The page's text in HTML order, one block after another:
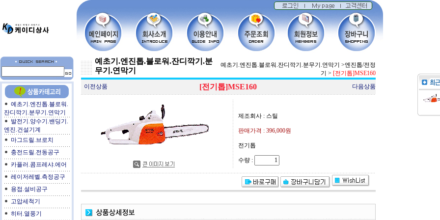
예초기.엔진톱.블로워.
잔디깍기.분무기.연막기
발전기.양수기.밴딩기.
엔진.건설기계
마그드릴.브로치
충전드릴.전동공구
카플러.콤프레샤.에어
레이저레벨.측정공구
용접.설비공구
고압세척기
히터.열풍기
예초기.엔진톱.블로워.잔디깍기.분
무기.연막기
예초기.엔진톱.블로워.잔디깍기.분무기.연막기 >엔진톱/전정
기 > [전기톱]MSE160
이전상품
[전기톱]MSE160 다음상품
제조회사 : 스틸
판매가격 : 396,000원
전기톱
수량 :